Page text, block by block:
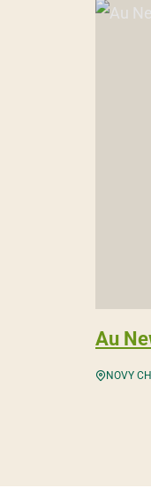
Au
NOVY
Au New